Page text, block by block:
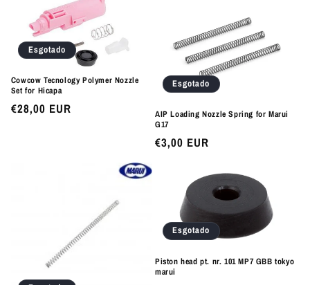
Esgotado
Cowcow Tecnology Polymer Nozzle
Set for Hicapa
Preço
€28,00 EUR
Esgotado
AIP Loading Nozzle Spring for Marui
G17
Preço
€3,00 EUR
Esgotado
Piston head pt. nr. 101 MP7 GBB tokyo
marui